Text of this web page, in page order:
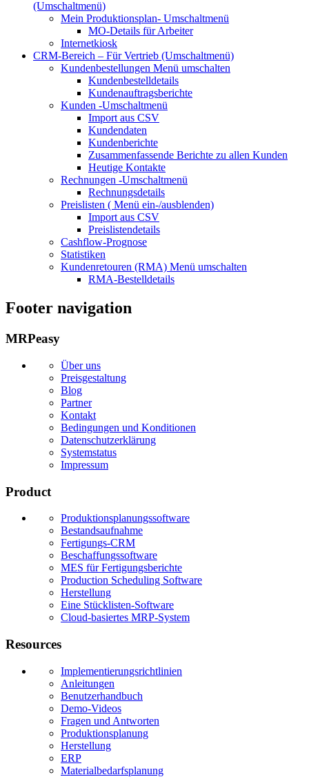
(Umschaltmenü)
Mein Produktionsplan- Umschaltmenü
MO-Details für Arbeiter
Internetkiosk
CRM-Bereich – Für Vertrieb (Umschaltmenü)
Kundenbestellungen Menü umschalten
Kundenbestelldetails
Kundenauftragsberichte
Kunden -Umschaltmenü
Import aus CSV
Kundendaten
Kundenberichte
Zusammenfassende Berichte zu allen Kunden
Heutige Kontakte
Rechnungen -Umschaltmenü
Rechnungsdetails
Preislisten ( Menü ein-/ausblenden)
Import aus CSV
Preislistendetails
Cashflow-Prognose
Statistiken
Kundenretouren (RMA) Menü umschalten
RMA-Bestelldetails
Footer navigation
MRPeasy
Über uns
Preisgestaltung
Blog
Partner
Kontakt
Bedingungen und Konditionen
Datenschutzerklärung
Systemstatus
Impressum
Product
Produktionsplanungssoftware
Bestandsaufnahme
Fertigungs-CRM
Beschaffungssoftware
MES für Fertigungsberichte
Production Scheduling Software
Herstellung
Eine Stücklisten-Software
Cloud-basiertes MRP-System
Resources
Implementierungsrichtlinien
Anleitungen
Benutzerhandbuch
Demo-Videos
Fragen und Antworten
Produktionsplanung
Herstellung
ERP
Materialbedarfsplanung